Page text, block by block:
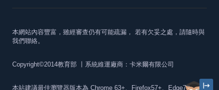
本網站內容豐富，雖經審查仍有可能疏漏， 若有欠妥之處，請隨時與
我們聯絡。
Copyright©2014教育部 丨系統維運廠商：卡米爾有限公司
本站建議最佳瀏覽器版本為 Chrome 63+、Firefox57+、Edge79+及